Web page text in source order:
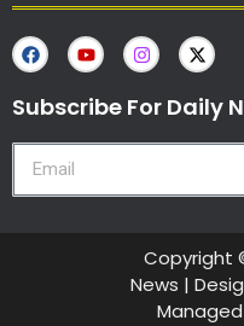
Subscribe For Daily
Copyright
News |